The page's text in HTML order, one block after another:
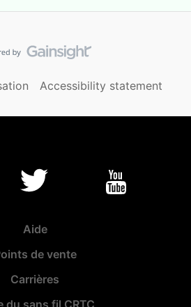
Accessibility statement
Aide
de vente
Carrières
du sans fil CRTC